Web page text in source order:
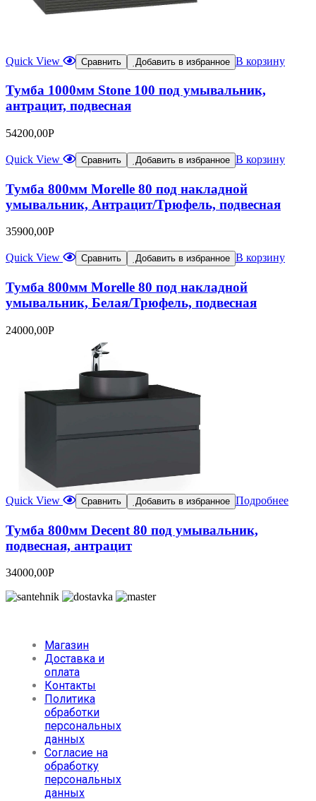
Quick View Сравнить Добавить в избранное В корзину
Тумба 1000мм Stone 100 под умывальник,
антрацит, подвесная
54200,00Р
Quick View Сравнить Добавить в избранное В корзину
Тумба 800мм Morelle 80 под накладной
умывальник, Антрацит/Трюфель, подвесная
35900,00Р
Quick View Сравнить Добавить в избранное В корзину
Тумба 800мм Morelle 80 под накладной
умывальник, Белая/Трюфель, подвесная
24000,00Р
Quick View Сравнить Добавить в избранное Подробнее
Тумба 800мм Decеnt 80 под умывальник,
подвесная, антрацит
34000,00Р
Магазин
Доставка и
оплата
Контакты
Политика
обработки
персональных
данных
Согласие на
обработку
персональных
данных